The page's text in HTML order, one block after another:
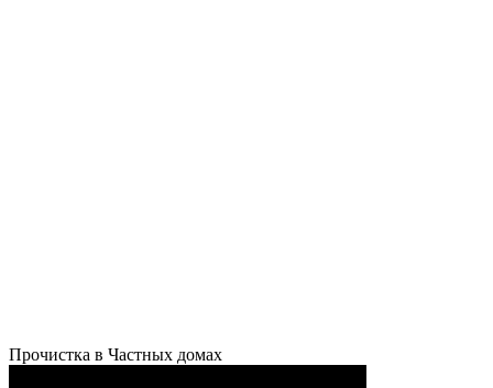
Прочистка в Частных домах